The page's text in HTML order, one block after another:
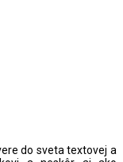
do sveta textovej a